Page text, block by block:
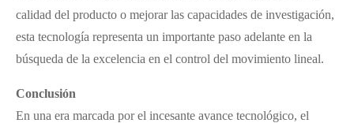
calidad del producto o mejorar las capacidades de investigación,
esta tecnología representa un importante paso adelante en la
búsqueda de la excelencia en el control del movimiento lineal.
Conclusión
En una era marcada por el incesante avance tecnológico, el